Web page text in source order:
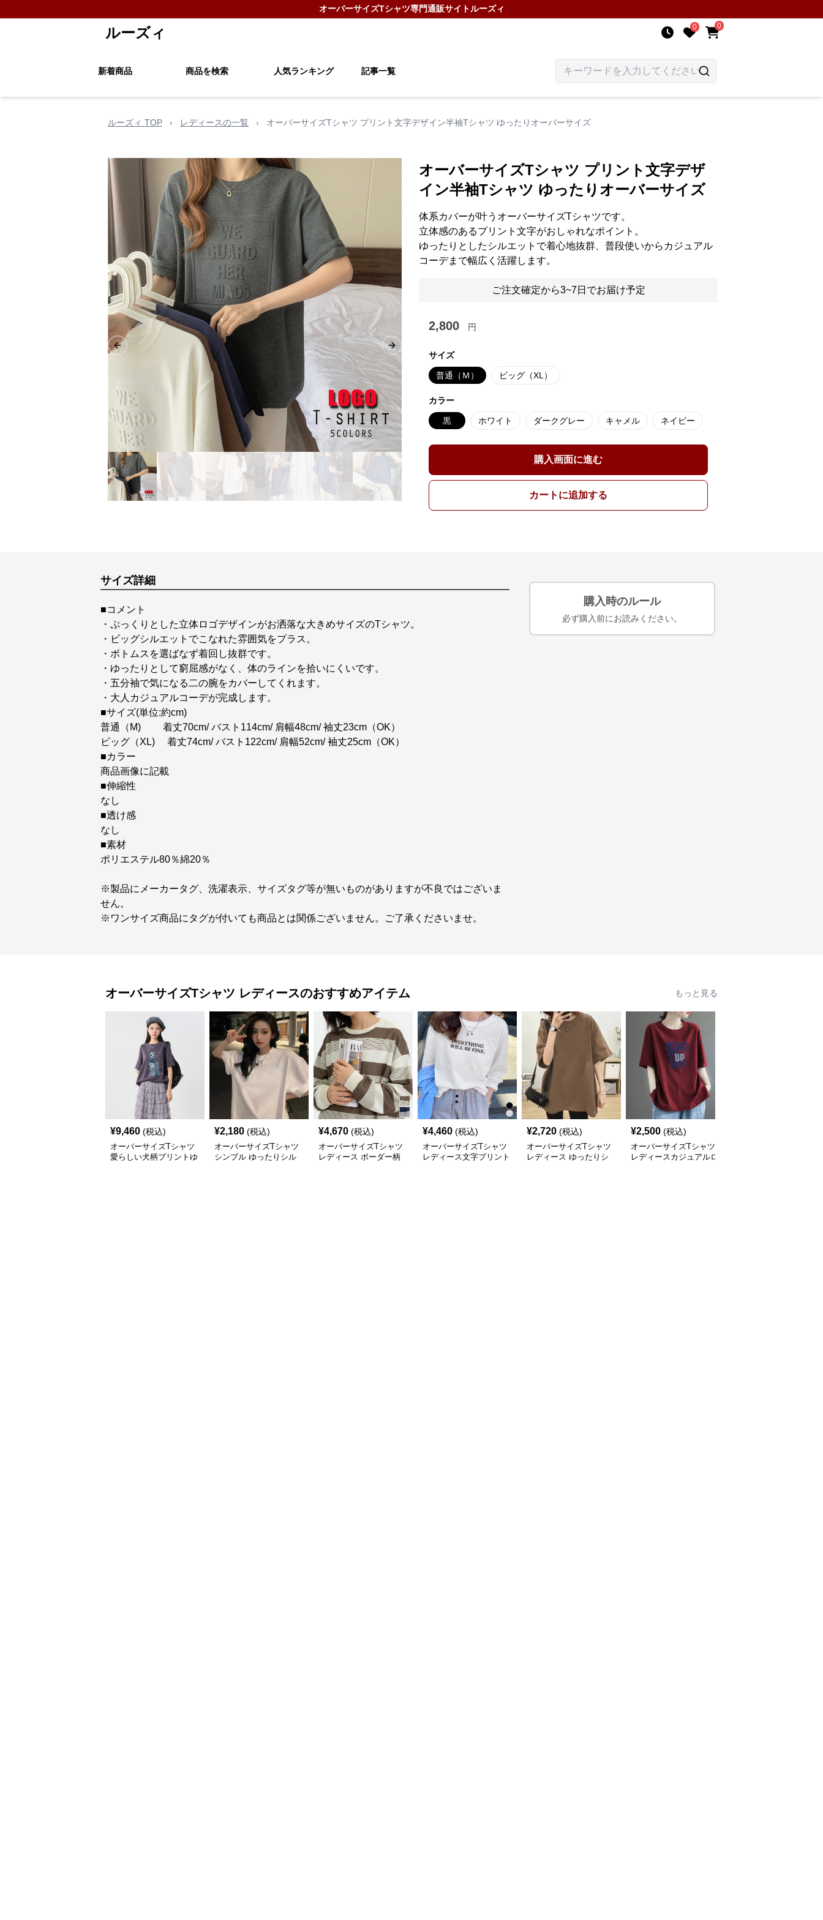
オーバーサイズTシャツ専門通販サイトルーズィ
ルーズィ 0 0
新着商品 商品を検索 人気ランキング 記事一覧
ルーズィ TOP › レディースの一覧 › オーバーサイズTシャツ プリント文字デザイン半袖Tシャツ ゆったりオーバーサイズ
Previous slide Next slide
オーバーサイズTシャツ プリント文字デザ
イン半袖Tシャツ ゆったりオーバーサイズ
体系カバーが叶うオーバーサイズTシャツです。
立体感のあるプリント文字がおしゃれなポイント。
ゆったりとしたシルエットで着心地抜群、普段使いからカジュアル
コーデまで幅広く活躍します。
ご注文確定から3~7日でお届け予定
2,800 円
サイズ
普通（Ｍ） ビッグ（XL）
カラー
黒 ホワイト ダークグレー キャメル ネイビー
購入画面に進む
カートに追加する
サイズ詳細
■コメント
・ぷっくりとした立体ロゴデザインがお洒落な大きめサイズのTシャツ。
・ビッグシルエットでこなれた雰囲気をプラス。
・ボトムスを選ばなず着回し抜群です。
・ゆったりとして窮屈感がなく、体のラインを拾いにくいです。
・五分袖で気になる二の腕をカバーしてくれます。
・大人カジュアルコーデが完成します。
■サイズ(単位:約cm)
普通（M) 着丈70cm/ バスト114cm/ 肩幅48cm/ 袖丈23cm（OK）
ビッグ（XL) 着丈74cm/ バスト122cm/ 肩幅52cm/ 袖丈25cm（OK）
■カラー
商品画像に記載
■伸縮性
なし
■透け感
なし
■素材
ポリエステル80％綿20％
※製品にメーカータグ、洗濯表示、サイズタグ等が無いものがありますが不良ではございま
せん。
※ワンサイズ商品にタグが付いても商品とは関係ございません。ご了承くださいませ。
購入時のルール
必ず購入前にお読みください。
オーバーサイズTシャツ レディースのおすすめアイテム もっと見る
¥9,460 (税込)
オーバーサイズTシャツ
愛らしい犬柄プリントゆ
¥2,180 (税込)
オーバーサイズTシャツ
シンプル ゆったりシル
¥4,670 (税込)
オーバーサイズTシャツ
レディース ボーダー柄
¥4,460 (税込)
オーバーサイズTシャツ
レディース文字プリント
¥2,720 (税込)
オーバーサイズTシャツ
レディース ゆったりシ
¥2,500 (税込)
オーバーサイズTシャツ
レディースカジュアルロ